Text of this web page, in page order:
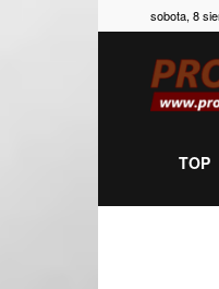
sobota, 8
TOP